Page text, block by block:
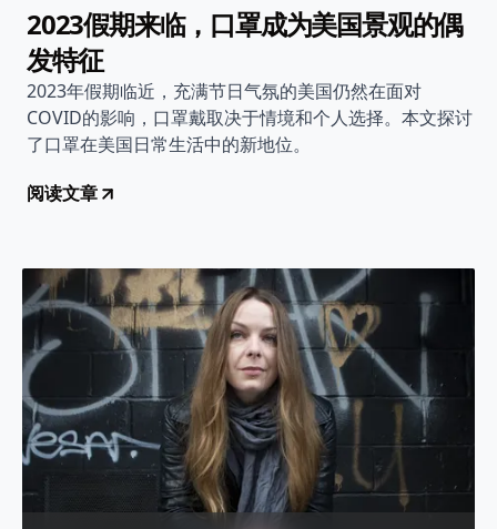
2023假期来临，口罩成为美国景观的偶
发特征
2023年假期临近，充满节日气氛的美国仍然在面对
COVID的影响，口罩戴取决于情境和个人选择。本文探讨
了口罩在美国日常生活中的新地位。
阅读文章